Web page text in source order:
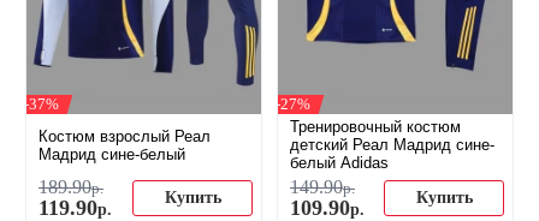
-37%
Костюм взрослый Реал
Мадрид сине-белый
189.90р.
119.90р.
Купить
-27%
Тренировочный костюм
детский Реал Мадрид сине-
белый Adidas
149.90р.
109.90р.
Купить